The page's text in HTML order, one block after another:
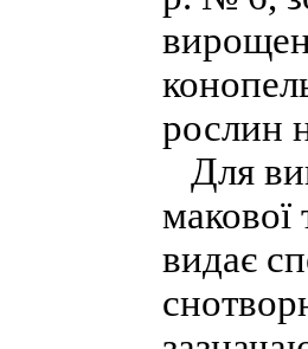
рослин
Для
макової
видає